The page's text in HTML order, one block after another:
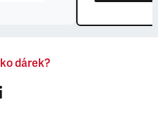
dárek?